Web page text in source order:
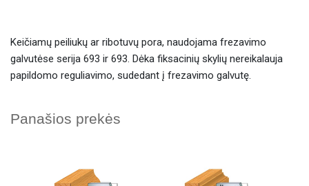
Keičiamų peiliukų ar ribotuvų pora, naudojama frezavimo
galvutėse serija 693 ir 693. Dėka fiksacinių skylių nereikalauja
papildomo reguliavimo, sudedant į frezavimo galvutę.
Panašios prekės